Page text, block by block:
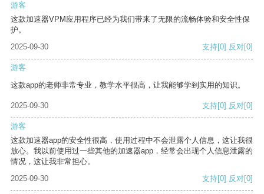
游客
这款加速器VPM应用程序已经为我们带来了无限的流畅体验和安全性保
护。
2025-09-30
支持[0] 反对[0]
游客
这款app的老师非常专业，教学水平很高，让我能够学到实用的知识。
2025-09-30 支持[0] 反对[0]
游客
这款加速器app的安全性很高，使用过程中不会泄露个人信息，这让我很
放心。我以前使用过一些其他的加速器app，经常会出现个人信息泄露的
情况，这让我非常担心。
2025-09-30
支持[0] 反对[0]